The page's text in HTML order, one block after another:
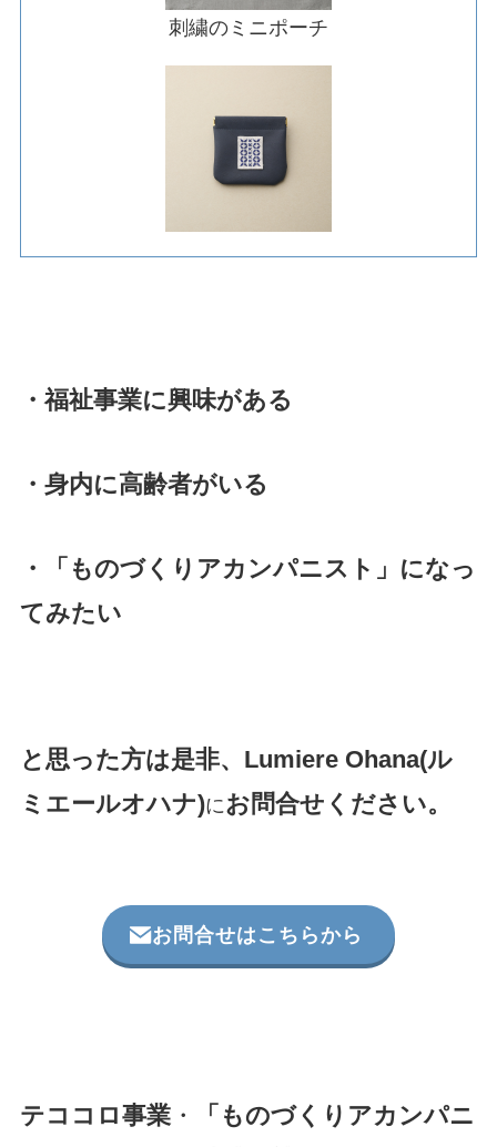
刺繍のミニポーチ
・福祉事業に興味がある
・身内に高齢者がいる
・「ものづくりアカンパニスト」 になっ
てみたい
と思った方は是非、Lumiere Ohana(ル
ミエールオハナ)にお問合せください。
お問合せはこちらから
テココロ事業・
「ものづくりアカンパニ